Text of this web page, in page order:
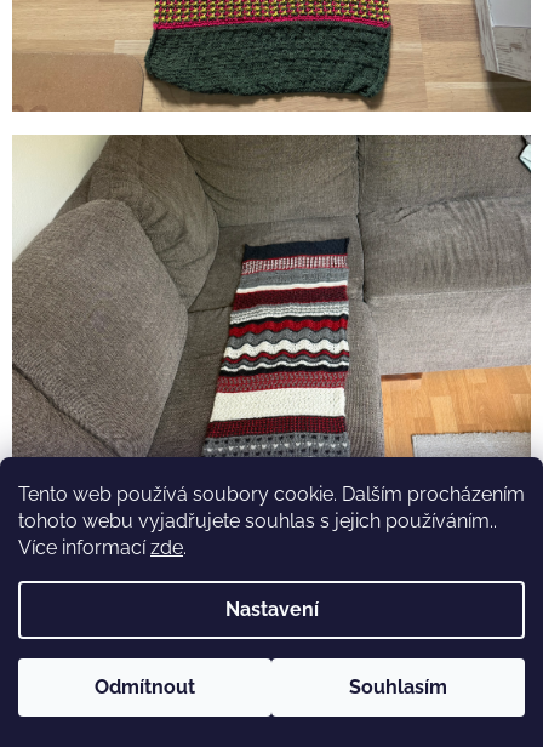
Tento web používá soubory cookie. Dalším procházením
tohoto webu vyjadřujete souhlas s jejich používáním..
Více informacízde.
Nastavení
Odmítnout Souhlasím